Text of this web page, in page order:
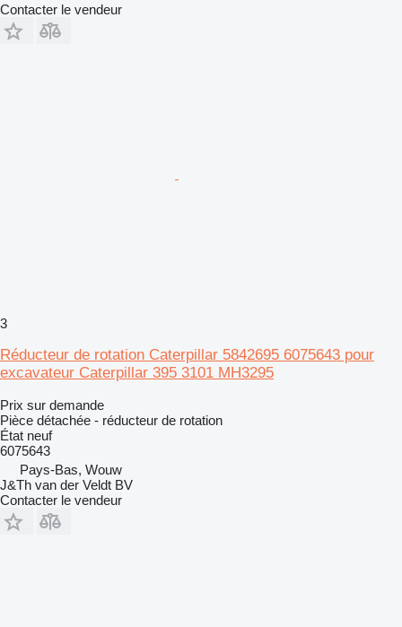
Contacter le vendeur
3
Réducteur de rotation Caterpillar 5842695 6075643 pour
excavateur Caterpillar 395 3101 MH3295
Prix sur demande
Pièce détachée - réducteur de rotation
État neuf
6075643
Pays-Bas, Wouw
J&Th van der Veldt BV
Contacter le vendeur